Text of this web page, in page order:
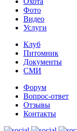
Фото
Видео
Услуги
Клуб
Питомник
Документы
СМИ
Форум
Вопрос-ответ
Отзывы
Контакты